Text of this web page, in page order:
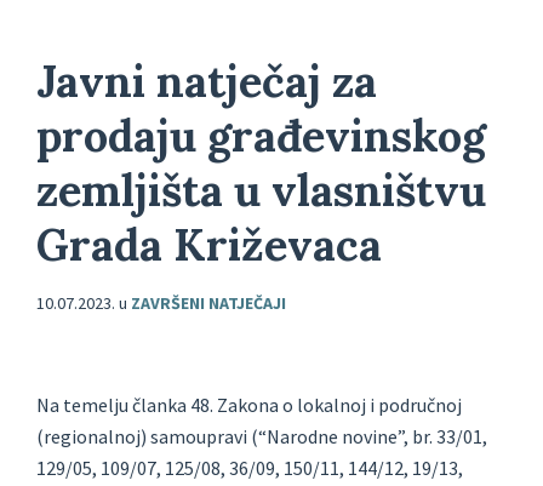
Javni natječaj za
prodaju građevinskog
zemljišta u vlasništvu
Grada Križevaca
10.07.2023. u ZAVRŠENI NATJEČAJI
Na temelju članka 48. Zakona o lokalnoj i područnoj
(regionalnoj) samoupravi (“Narodne novine”, br. 33/01,
129/05, 109/07, 125/08, 36/09, 150/11, 144/12, 19/13,